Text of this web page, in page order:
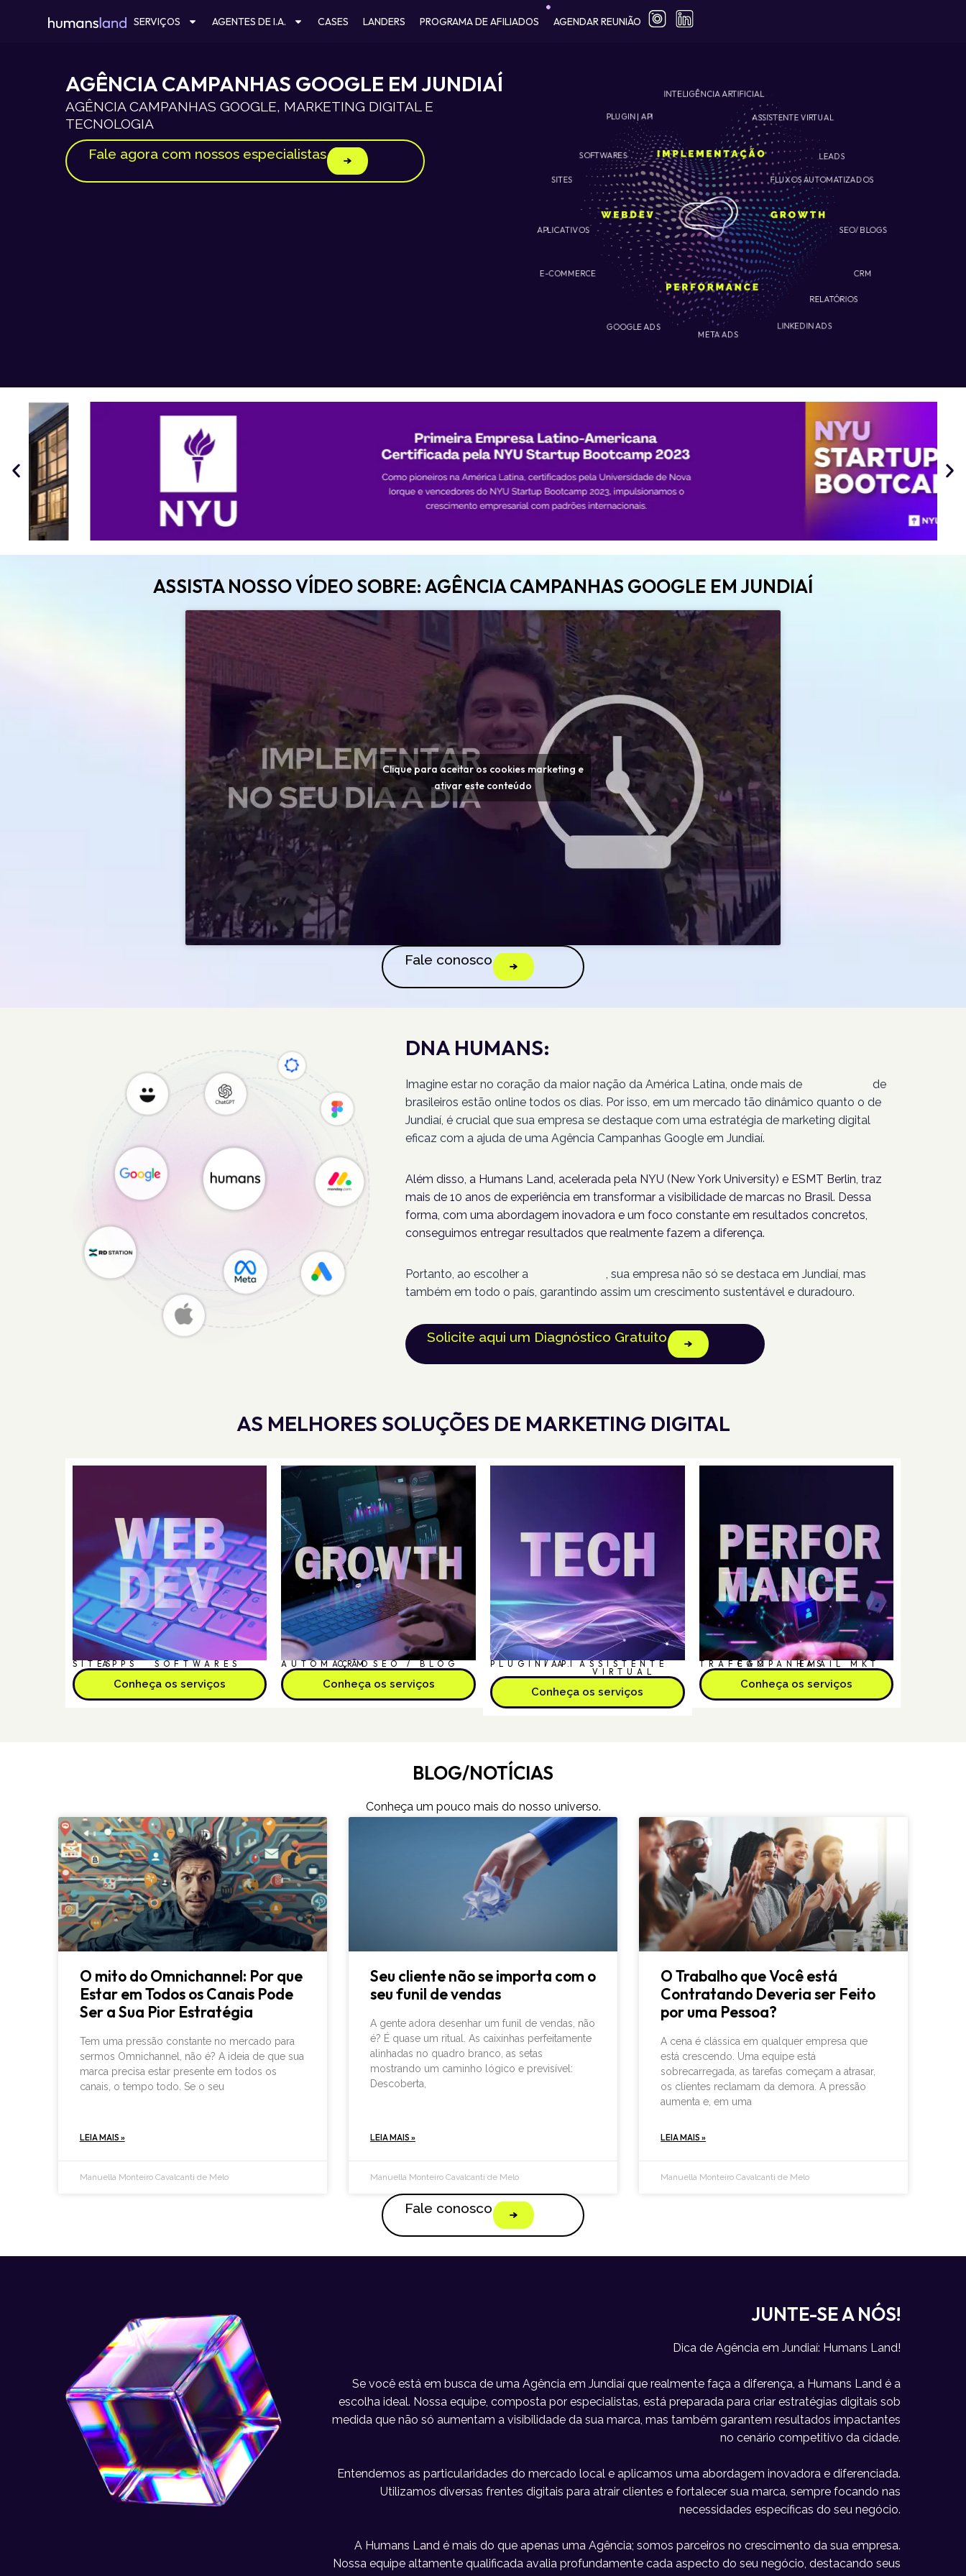
SERVIÇOS AGENTES DE I.A. CASES LANDERS PROGRAMA DE AFILIADOS AGENDAR REUNIÃO
AGÊNCIA CAMPANHAS GOOGLE EM JUNDIAÍ
AGÊNCIA CAMPANHAS GOOGLE, MARKETING DIGITAL E
TECNOLOGIA
Fale agora com nossos especialistas
GOOGLE ADS LINKEDIN ADS
APLICATIVOS
SITES
E-COMMERCE
META ADS
CRM
RELATÓRIOS
SEO/ BLOGS
FLUXOS AUTOMATIZADOS
INTELIGÊNCIA ARTIFICIAL
PLUGIN | API
SOFTWARES
ASSISTENTE VIRTUAL
LEADS
ASSISTA NOSSO VÍDEO SOBRE: AGÊNCIA CAMPANHAS GOOGLE EM JUNDIAÍ
Clique para aceitar os cookies marketing e
ativar este conteúdo
Fale conosco
DNA HUMANS:
Imagine estar no coração da maior nação da América Latina, onde mais de
de
brasileiros estão online todos os dias. Por isso, em um mercado tão dinâmico quanto o de
Jundiaí, é crucial que sua empresa se destaque com uma estratégia de marketing digital
eficaz com a ajuda de uma Agência Campanhas Google em Jundiaí.
Além disso, a Humans Land, acelerada pela NYU (New York University) e ESMT Berlin, traz
mais de 10 anos de experiência em transformar a visibilidade de marcas no Brasil. Dessa
forma, com uma abordagem inovadora e um foco constante em resultados concretos,
conseguimos entregar resultados que realmente fazem a diferença.
Portanto, ao escolher a
, sua empresa não só se destaca em Jundiaí, mas
também em todo o país, garantindo assim um crescimento sustentável e duradouro.
Solicite aqui um Diagnóstico Gratuito
AS MELHORES SOLUÇÕES DE MARKETING DIGITAL
SITESAPPS SOFTWARES
Conheça os serviços
AUTOMAÇÃO
CRM SEO / BLOG
Conheça os serviços
PLUGIN/API
I.A. ASSISTENTE
VIRTUAL
Conheça os serviços
TRÁFEGOCAMPANHASEMAIL MKT
Conheça os serviços
BLOG/NOTÍCIAS
Conheça um pouco mais do nosso universo.
O mito do Omnichannel: Por que
Estar em Todos os Canais Pode
Ser a Sua Pior Estratégia
Tem uma pressão constante no mercado para
sermos Omnichannel, não é? A ideia de que sua
marca precisa estar presente em todos os
canais, o tempo todo. Se o seu
LEIA MAIS »
Manuella Monteiro Cavalcanti de Melo
Seu cliente não se importa com o
seu funil de vendas
A gente adora desenhar um funil de vendas, não
é? É quase um ritual. As caixinhas perfeitamente
alinhadas no quadro branco, as setas
mostrando um caminho lógico e previsível:
Descoberta,
LEIA MAIS »
Manuella Monteiro Cavalcanti de Melo
O Trabalho que Você está
Contratando Deveria ser Feito
por uma Pessoa?
A cena é clássica em qualquer empresa que
está crescendo. Uma equipe está
sobrecarregada, as tarefas começam a atrasar,
os clientes reclamam da demora. A pressão
aumenta e, em uma
LEIA MAIS »
Manuella Monteiro Cavalcanti de Melo
Fale conosco
JUNTE-SE A NÓS!
Dica de Agência em Jundiaí: Humans Land!
Se você está em busca de uma Agência em Jundiaí que realmente faça a diferença, a Humans Land é a
escolha ideal. Nossa equipe, composta por especialistas, está preparada para criar estratégias digitais sob
medida que não só aumentam a visibilidade da sua marca, mas também garantem resultados impactantes
no cenário competitivo da cidade.
Entendemos as particularidades do mercado local e aplicamos uma abordagem inovadora e diferenciada.
Utilizamos diversas frentes digitais para atrair clientes e fortalecer sua marca, sempre focando nas
necessidades específicas do seu negócio.
A Humans Land é mais do que apenas uma Agência; somos parceiros no crescimento da sua empresa.
Nossa equipe altamente qualificada avalia profundamente cada aspecto do seu negócio, destacando seus